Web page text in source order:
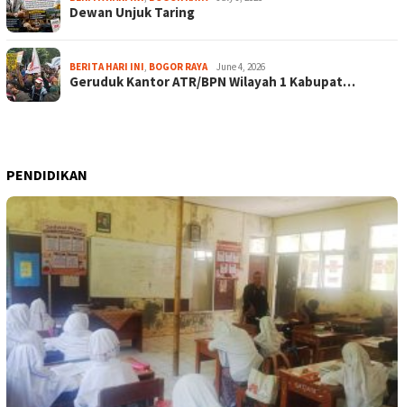
Dewan Unjuk Taring
BERITA HARI INI, BOGOR RAYA June 4, 2026
Geruduk Kantor ATR/BPN Wilayah 1 Kabupat…
PENDIDIKAN